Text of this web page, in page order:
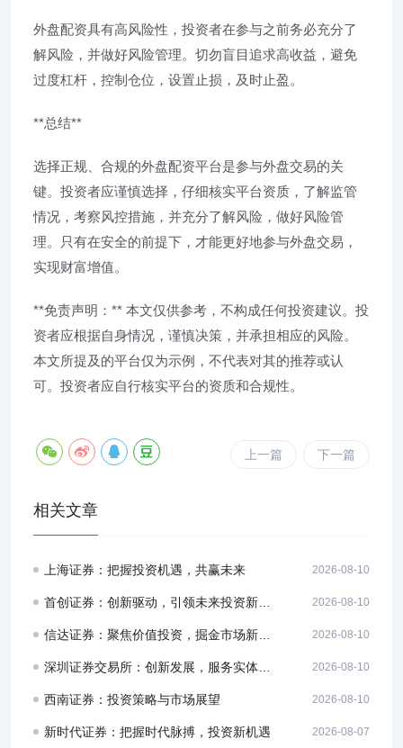
外盘配资具有高风险性，投资者在参与之前务必充分了
解风险，并做好风险管理。切勿盲目追求高收益，避免
过度杠杆，控制仓位，设置止损，及时止盈。
**总结**
选择正规、合规的外盘配资平台是参与外盘交易的关
键。投资者应谨慎选择，仔细核实平台资质，了解监管
情况，考察风控措施，并充分了解风险，做好风险管
理。只有在安全的前提下，才能更好地参与外盘交易，
实现财富增值。
**免责声明：** 本文仅供参考，不构成任何投资建议。投
资者应根据自身情况，谨慎决策，并承担相应的风险。
本文所提及的平台仅为示例，不代表对其的推荐或认
可。投资者应自行核实平台的资质和合规性。
上一篇 下一篇
相关文章
上海证券：把握投资机遇，共赢未来 2026-08-10
2026-08-10
2026-08-10
2026-08-10
西南证券：投资策略与市场展望 2026-08-10
新时代证券：把握时代脉搏，投资新机遇 2026-08-07